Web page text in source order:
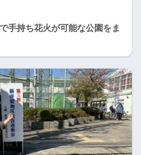
手持ち花火が可能な公園をま